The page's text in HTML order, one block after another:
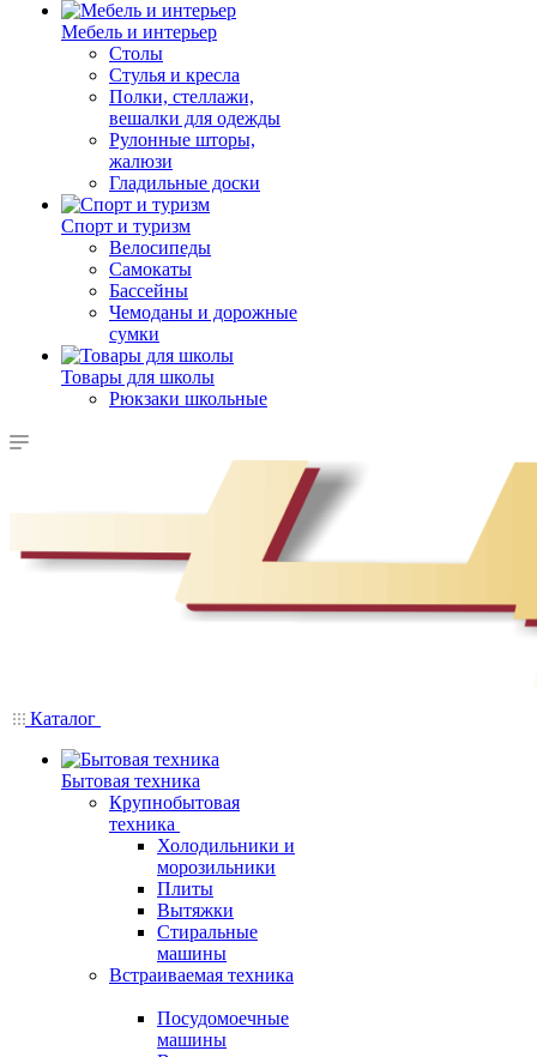
Мебель и интерьер
Столы
Стулья и кресла
Полки, стеллажи,
вешалки для одежды
Рулонные шторы,
жалюзи
Гладильные доски
Спорт и туризм
Велосипеды
Самокаты
Бассейны
Чемоданы и дорожные
сумки
Товары для школы
Рюкзаки школьные
Каталог
Бытовая техника
Крупнобытовая
техника
Холодильники и
морозильники
Плиты
Вытяжки
Стиральные
машины
Встраиваемая техника
Посудомоечные
машины